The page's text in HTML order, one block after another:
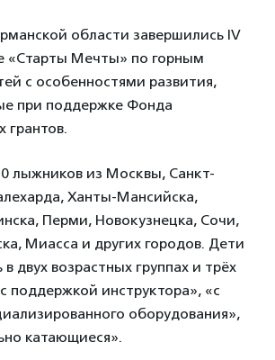
области завершились IV
«Старты Мечты» по горным
с особенностями развития,
при поддержке Фонда
грантов.
лыжников из Москвы, Санкт-
Ханты-Мансийска,
Перми, Новокузнецка, Сочи,
Миасса и других городов. Дети
в двух возрастных группах и трёх
поддержкой инструктора», «с
оборудования»,
катающиеся».